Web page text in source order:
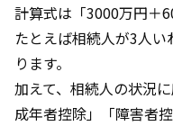
計算式は「3000万円＋
たとえば相続人が3人
ります。
加えて、相続人の状況
成年者控除」「障害者